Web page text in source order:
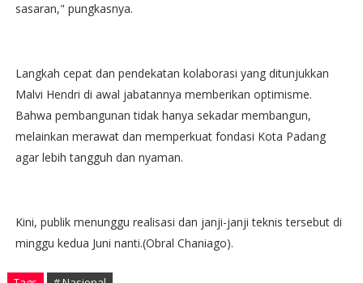
sasaran," pungkasnya.
Langkah cepat dan pendekatan kolaborasi yang ditunjukkan
Malvi Hendri di awal jabatannya memberikan optimisme.
Bahwa pembangunan tidak hanya sekadar membangun,
melainkan merawat dan memperkuat fondasi Kota Padang
agar lebih tangguh dan nyaman.
Kini, publik menunggu realisasi dan janji-janji teknis tersebut di
minggu kedua Juni nanti.(Obral Chaniago).